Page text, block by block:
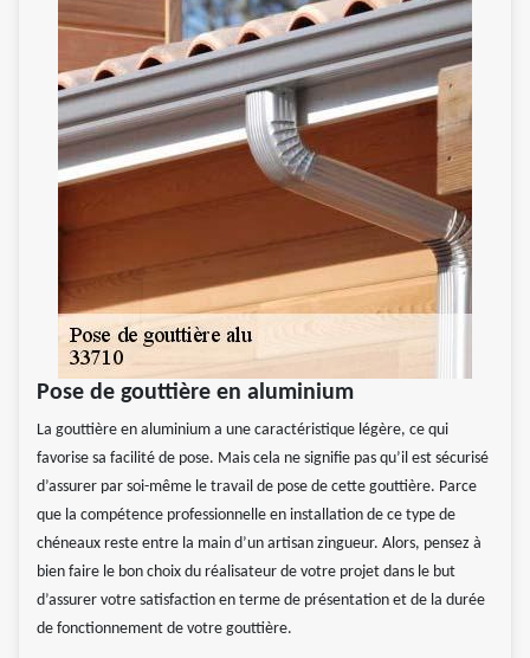
Pose de gouttière en aluminium
La gouttière en aluminium a une caractéristique légère, ce qui
favorise sa facilité de pose. Mais cela ne signifie pas qu’il est sécurisé
d’assurer par soi-même le travail de pose de cette gouttière. Parce
que la compétence professionnelle en installation de ce type de
chéneaux reste entre la main d’un artisan zingueur. Alors, pensez à
bien faire le bon choix du réalisateur de votre projet dans le but
d’assurer votre satisfaction en terme de présentation et de la durée
de fonctionnement de votre gouttière.